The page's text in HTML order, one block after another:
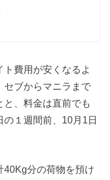
費用が安くなるよ
セブからマニラまで
、料金は直前でも
の１週間前、10月1日
40Kg分の荷物を預け